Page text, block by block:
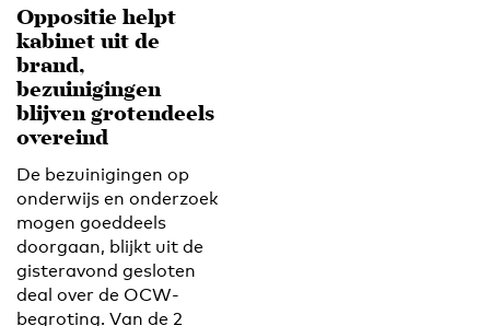
Oppositie helpt
kabinet uit de
brand,
bezuinigingen
blijven grotendeels
overeind
De bezuinigingen op
onderwijs en onderzoek
mogen goeddeels
doorgaan, blijkt uit de
gisteravond gesloten
deal over de OCW-
begroting. Van de 2